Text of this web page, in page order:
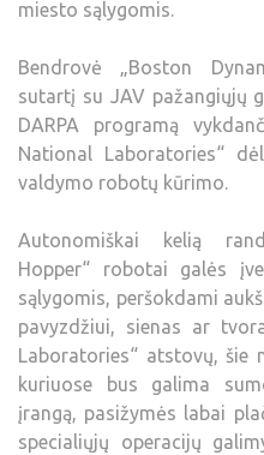
miesto sąlygomis.
Bendrovė „Boston
sutartį su JAV pažangiųjų
DARPA programą
National Laboratories“
valdymo robotų kūrimo.
Autonomiškai kelią
Hopper“ robotai galės
sąlygomis, peršokdami
pavyzdžiui, sienas ar
Laboratories“ atstovų, šie
kuriuose bus galima
įrangą, pasižymės labai
specialiųjų operacijų